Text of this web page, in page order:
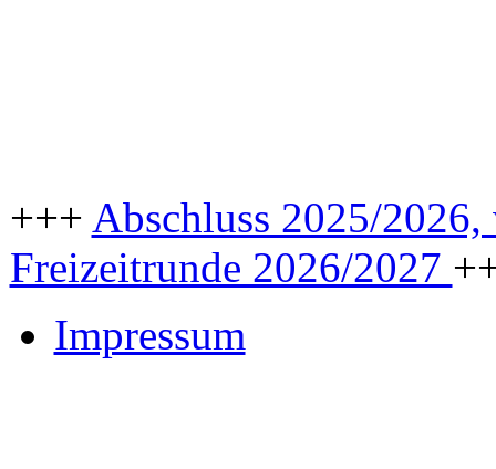
+++ Abschluss 2025/
Freizeitrunde 2026/2027
Impressum